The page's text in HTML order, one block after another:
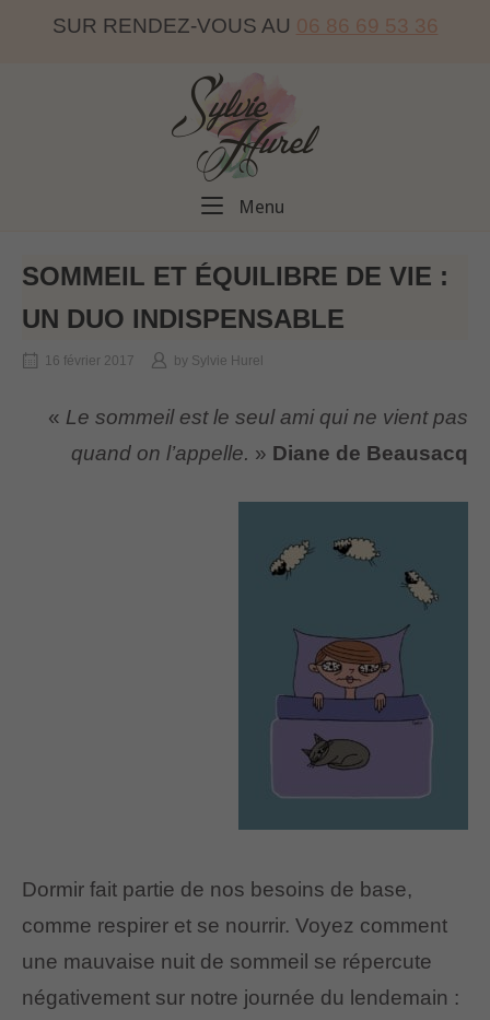
SUR RENDEZ-VOUS AU 06 86 69 53 36
Home
Menu
SOMMEIL ET ÉQUILIBRE DE VIE :
UN DUO INDISPENSABLE
16 février 2017 by Sylvie Hurel
« Le sommeil est le seul ami qui ne vient pas
quand on l’appelle. » Diane de Beausacq
Dormir fait partie de nos besoins de base,
comme respirer et se nourrir. Voyez comment
une mauvaise nuit de sommeil se répercute
négativement sur notre journée du lendemain :